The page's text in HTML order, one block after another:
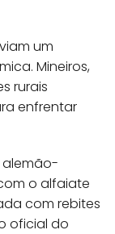
um
Mineiros,
rurais
enfrentar
alemão-
o alfaiate
com rebites
oficial do